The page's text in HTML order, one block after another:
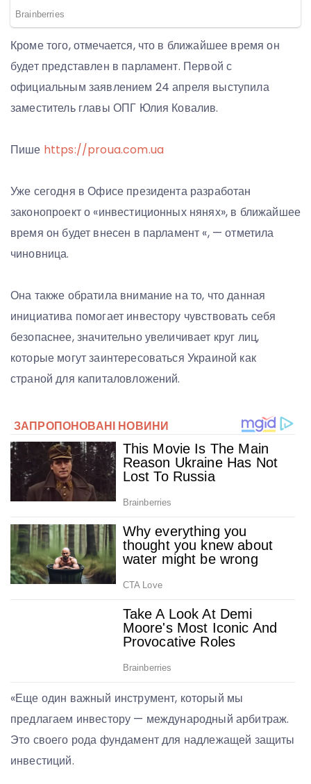
Кроме того, отмечается, что в ближайшее время он
будет представлен в парламент. Первой с
официальным заявлением 24 апреля выступила
заместитель главы ОПГ Юлия Ковалив.
Пише https://proua.com.ua
Уже сегодня в Офисе президента разработан
законопроект о «инвестиционных нянях», в ближайшее
время он будет внесен в парламент «, — отметила
чиновница.
Она также обратила внимание на то, что данная
инициатива помогает инвестору чувствовать себя
безопаснее, значительно увеличивает круг лиц,
которые могут заинтересоваться Украиной как
страной для капиталовложений.
«Еще один важный инструмент, который мы
предлагаем инвестору — международный арбитраж.
Это своего рода фундамент для надлежащей защиты
инвестиций.